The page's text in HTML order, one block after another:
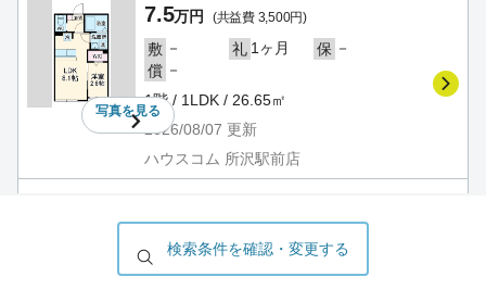
写真を見る
7.5万円 (共益費 3,500円)
敷 － 礼 1ヶ月 保 －
償 －
1階 / 1LDK / 26.65㎡
2026/08/07 更新
ハウスコム 所沢駅前店
7.5万円 (共益費 3,500円)
－ 75,000円
－
検索条件を確認・変更する